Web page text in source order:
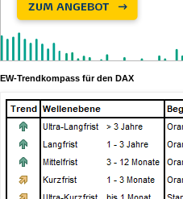
EW-Trendkompass für den DAX